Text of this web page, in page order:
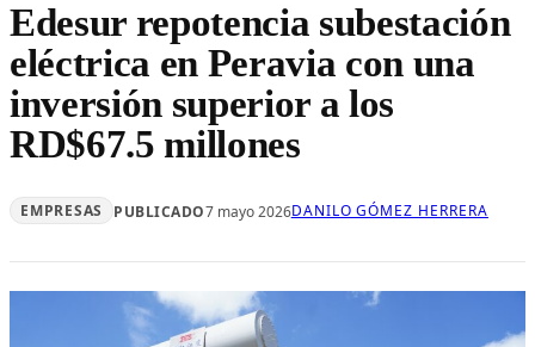
Edesur repotencia subestación
eléctrica en Peravia con una
inversión superior a los
RD$67.5 millones
EMPRESAS PUBLICADO7 mayo 2026DANILO GÓMEZ HERRERA